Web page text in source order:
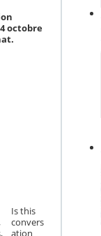
octobre
Is this
convers